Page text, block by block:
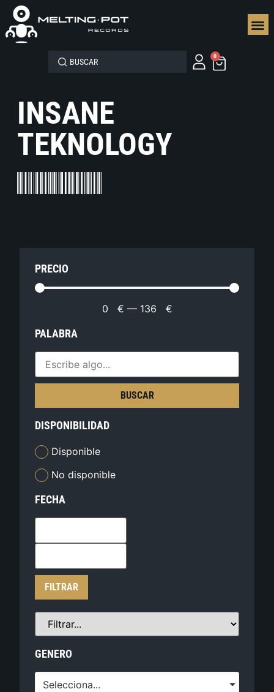
0
INSANE
TEKNOLOGY
PRECIO
0 € — 136 €
PALABRA
BUSCAR
DISPONIBILIDAD
Disponible
No disponible
FECHA
FILTRAR
GENERO
Selecciona...